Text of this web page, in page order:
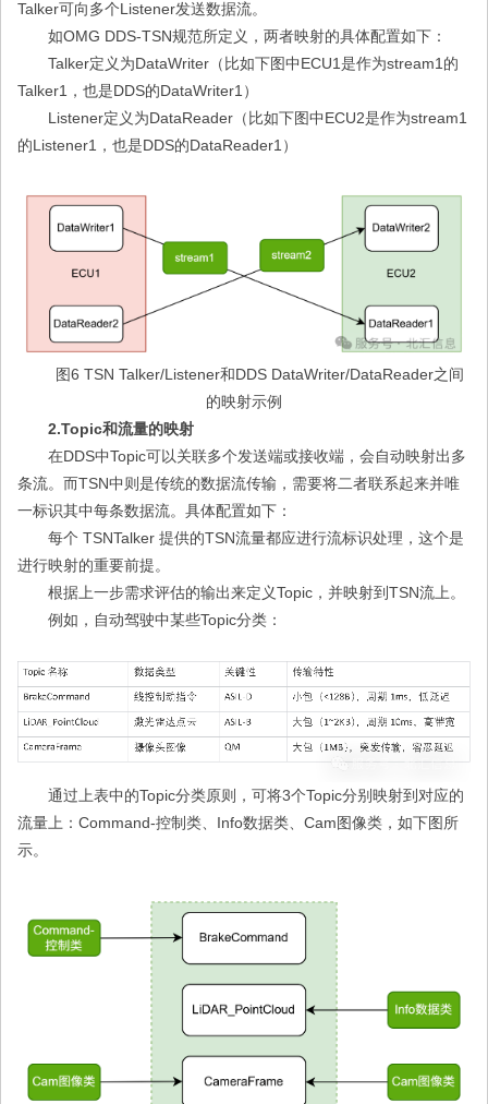
Talker可向多个Listener发送数据流。
如OMG DDS-TSN规范所定义，两者映射的具体配置如下：
Talker定义为DataWriter（比如下图中ECU1是作为stream1的
Talker1，也是DDS的DataWriter1）
Listener定义为DataReader（比如下图中ECU2是作为stream1
的Listener1，也是DDS的DataReader1）
图6 TSN Talker/Listener和DDS DataWriter/DataReader之间
的映射示例
2.Topic和流量的映射
在DDS中Topic可以关联多个发送端或接收端，会自动映射出多
条流。而TSN中则是传统的数据流传输，需要将二者联系起来并唯
一标识其中每条数据流。具体配置如下：
每个 TSNTalker 提供的TSN流量都应进行流标识处理，这个是
进行映射的重要前提。
根据上一步需求评估的输出来定义Topic，并映射到TSN流上。
例如，自动驾驶中某些Topic分类：
通过上表中的Topic分类原则，可将3个Topic分别映射到对应的
流量上：Command-控制类、Info数据类、Cam图像类，如下图所
示。